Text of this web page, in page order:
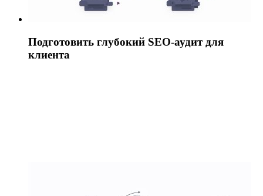
Подготовить глубокий SEO-аудит для
клиента